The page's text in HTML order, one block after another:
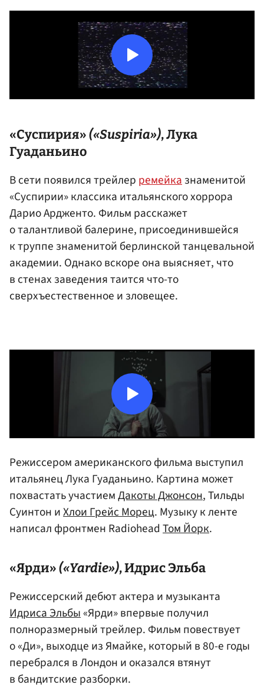
«Суспирия»(«Suspiria»),Лука
Гуаданьино
В сети появился трейлер ремейказнаменитой
«Суспирии» классика итальянского хоррора
Дарио Ардженто. Фильм расскажет
о талантливой балерине, присоединившейся
к труппе знаменитой берлинской танцевальной
академии. Однако вскоре она выясняет, что
в стенах заведения таится что-то
сверхъестественное и зловещее.
Режиссером американского фильма выступил
итальянец Лука Гуаданьино. Картина может
похвастать участиемДакоты Джонсон, Тильды
Суинтон иХлои Грейс Морец. Музыку к ленте
написал фронтмен Radiohead Том Йорк.
«Ярди»(«Yardie»), Идрис Эльба
Режиссерский дебют актера и музыканта
Идриса Эльбы«Ярди» впервые получил
полноразмерный трейлер. Фильм повествует
о «Ди», выходце из Ямайке, который в 80-е годы
перебрался в Лондон и оказался втянут
в бандитские разборки.